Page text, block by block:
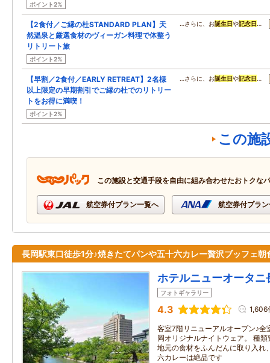
ポイント2%
【2食付／ご縁の杜STANDARD PLAN】天
然温泉と厳選食材のヴィーガン料理で体整う
リトリート旅
ポイント2%
…さらに、お誕生日や記念日 …
【早割／2食付／EARLY RETREAT】2名様
以上限定の早期割引でご縁の杜でのリトリー
トをお得に満喫！
ポイント2%
…さらに、お誕生日や記念日 …
この施
この施設と交通手段を自由に組み合わせたおトクな
航空券付プラン一覧へ 航空券付プラ
長岡駅東口徒歩1分♪焼きたてパンや五十六カレー贅沢ブッフェ朝
ホテルニューオータニ
フォトギャラリー
4.3 1,606
客室7階リニューアルオープン♪全
岡オリジナルナイトウェア。 種
地元の食材をふんだんに取り入れ
六カレーは絶品です